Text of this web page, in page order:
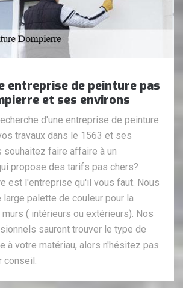
entreprise de peinture pas
et ses environs
d'une entreprise de peinture
travaux dans le 1563 et ses
souhaitez faire affaire à un
propose des tarifs pas chers?
est l'entreprise qu'il vous faut. Nous
large palette de couleur pour la
( intérieurs ou extérieurs). Nos
sauront trouver le type de
à votre matériau, alors n'hésitez pas
conseil.